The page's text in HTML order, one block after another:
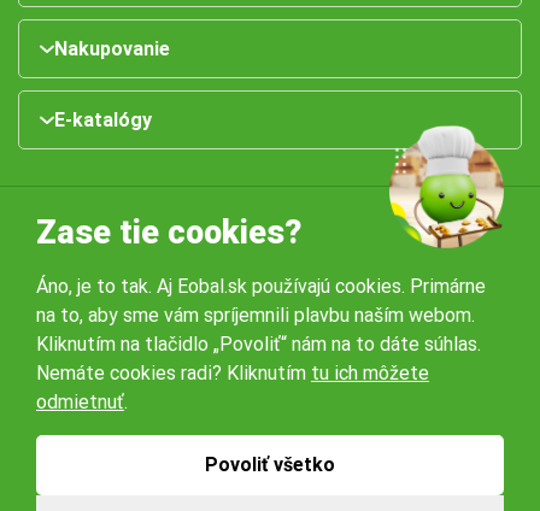
Nakupovanie
E-katalógy
Naše pobočky:
Obchodné podmienky
Zase tie cookies?
Áno, je to tak. Aj Eobal.sk používajú cookies. Primárne
na to, aby sme vám spríjemnili plavbu naším webom.
Kliknutím na tlačidlo „Povoliť“ nám na to dáte súhlas.
Nemáte cookies radi? Kliknutím tu ich môžete
odmietnuť.
Povoliť všetko